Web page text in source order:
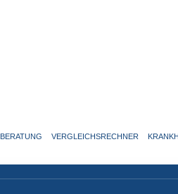
BERATUNG VERGLEICHSRECHNER